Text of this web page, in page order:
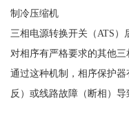
制冷压缩机
三相电源转换开关（ATS）
对相序有严格要求的其他三
通过这种机制，相序保护
反）或线路故障（断相）导